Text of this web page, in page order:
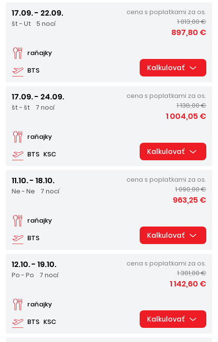
17.09. - 22.09.
št - Ut 5 nocí
BTS
raňajky
cena s poplatkami za os.
1 013,00 €
897,80 €
Kalkulovať
17.09. - 24.09.
št - št 7 nocí
BTS KSC
raňajky
cena s poplatkami za os.
1 138,00 €
1 004,05 €
Kalkulovať
11.10. - 18.10.
Ne - Ne 7 nocí
BTS
raňajky
cena s poplatkami za os.
1 090,00 €
963,25 €
Kalkulovať
12.10. - 19.10.
Po - Po 7 nocí
BTS KSC
raňajky
cena s poplatkami za os.
1 301,00 €
1 142,60 €
Kalkulovať